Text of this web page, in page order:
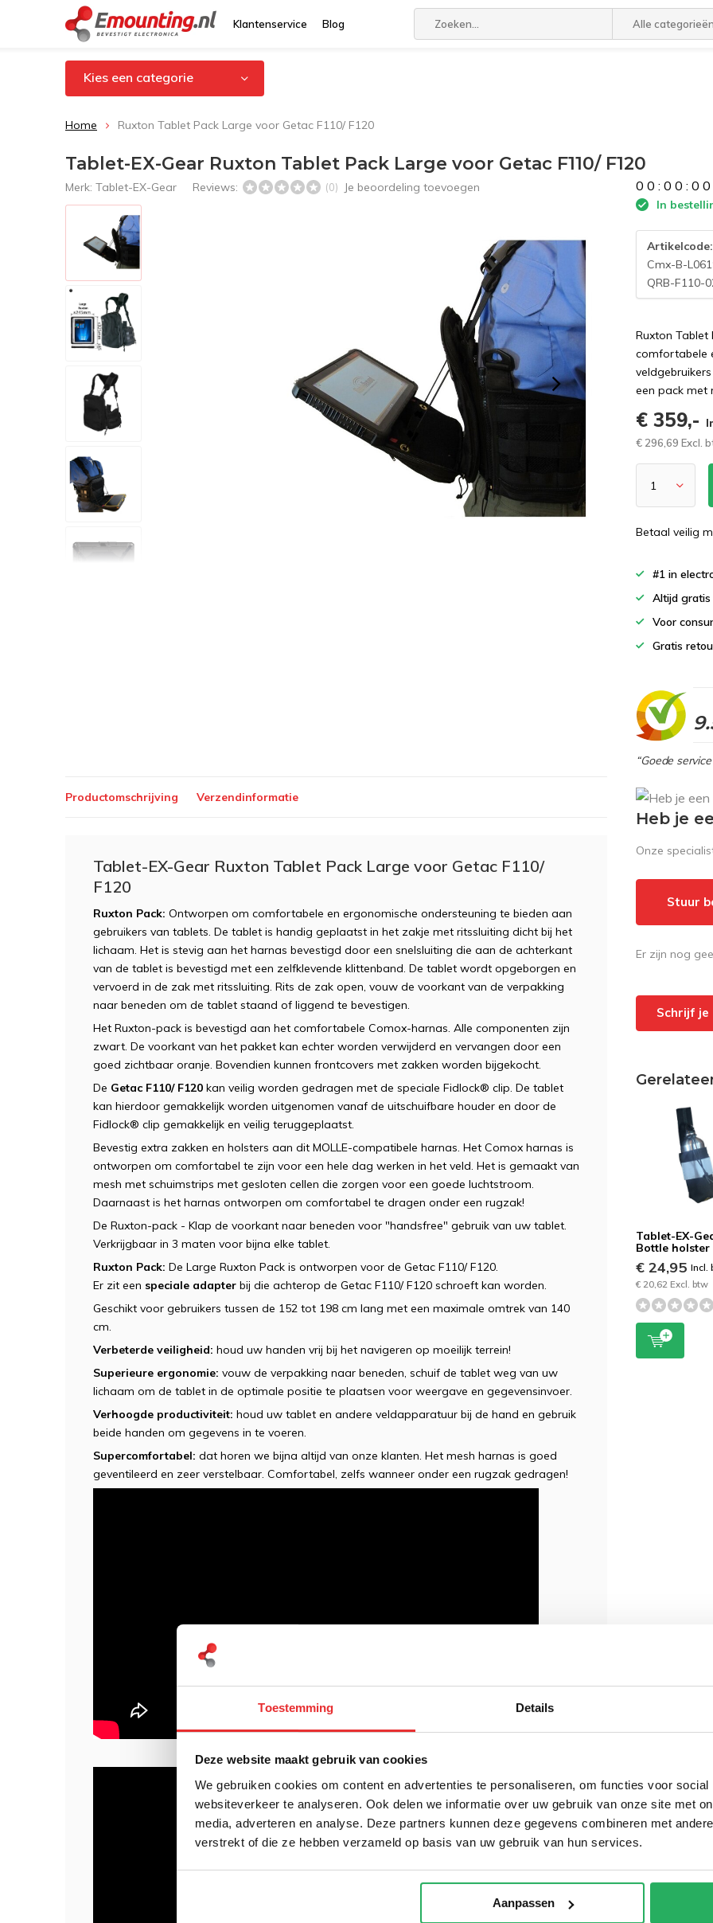
Toestemming Details
Deze website maakt gebruik van cookies
We gebruiken cookies om content en advertenties te personaliseren, om functies voor
websiteverkeer te analyseren. Ook delen we informatie over uw gebruik van onze site met
media, adverteren en analyse. Deze partners kunnen deze gegevens combineren met
verstrekt of die ze hebben verzameld op basis van uw gebruik van hun services.
Aanpassen
Klantenservice Blog Alle
Kies een categorie
Home Ruxton Tablet Pack Large voor Getac F110/ F120
Tablet-EX-Gear Ruxton Tablet Pack Large voor Getac F110/ F120
Merk: Tablet-EX-Gear Reviews: (0) Je beoordeling toevoegen 0 0 :0 0 :0 0
In
Artikelcode:
Cmx-B-
QRB-F110-
Ruxton
comfortabele
een pack met
€ 359,-
€ 296,69 Excl.
Betaal veilig
#1 in
Altijd
Voor
Gratis
“Goede
Productomschrijving Verzendinformatie
Tablet-EX-Gear Ruxton Tablet Pack Large voor Getac F110/
F120
Ruxton Pack: Ontworpen om comfortabele en ergonomische ondersteuning te bieden aan
gebruikers van tablets. De tablet is handig geplaatst in het zakje met ritssluiting dicht bij het
lichaam. Het is stevig aan het harnas bevestigd door een snelsluiting die aan de achterkant
van de tablet is bevestigd met een zelfklevende klittenband. De tablet wordt opgeborgen en
vervoerd in de zak met ritssluiting. Rits de zak open, vouw de voorkant van de verpakking
naar beneden om de tablet staand of liggend te bevestigen.
Het Ruxton-pack is bevestigd aan het comfortabele Comox-harnas. Alle componenten zijn
zwart. De voorkant van het pakket kan echter worden verwijderd en vervangen door een
goed zichtbaar oranje. Bovendien kunnen frontcovers met zakken worden bijgekocht.
De Getac F110/ F120 kan veilig worden gedragen met de speciale Fidlock® clip. De tablet
kan hierdoor gemakkelijk worden uitgenomen vanaf de uitschuifbare houder en door de
Fidlock® clip gemakkelijk en veilig teruggeplaatst.
Bevestig extra zakken en holsters aan dit MOLLE-compatibele harnas. Het Comox harnas is
ontworpen om comfortabel te zijn voor een hele dag werken in het veld. Het is gemaakt van
mesh met schuimstrips met gesloten cellen die zorgen voor een goede luchtstroom.
Daarnaast is het harnas ontworpen om comfortabel te dragen onder een rugzak!
De Ruxton-pack - Klap de voorkant naar beneden voor "handsfree" gebruik van uw tablet.
Verkrijgbaar in 3 maten voor bijna elke tablet.
Ruxton Pack: De Large Ruxton Pack is ontworpen voor de Getac F110/ F120.
Er zit een speciale adapter bij die achterop de Getac F110/ F120 schroeft kan worden.
Geschikt voor gebruikers tussen de 152 tot 198 cm lang met een maximale omtrek van 140
cm.
Verbeterde veiligheid: houd uw handen vrij bij het navigeren op moeilijk terrein!
Superieure ergonomie: vouw de verpakking naar beneden, schuif de tablet weg van uw
lichaam om de tablet in de optimale positie te plaatsen voor weergave en gegevensinvoer.
Verhoogde productiviteit: houd uw tablet en andere veldapparatuur bij de hand en gebruik
beide handen om gegevens in te voeren.
Supercomfortabel: dat horen we bijna altijd van onze klanten. Het mesh harnas is goed
geventileerd en zeer verstelbaar. Comfortabel, zelfs wanneer onder een rugzak gedragen!
Heb je
Onze
Stuur
Er zijn nog
Schrijf
Tablet-EX-
Bottle holster
€ 24,95Incl.
€ 20,62 Excl. btw